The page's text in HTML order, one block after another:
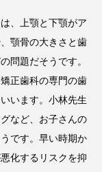
、上顎と下顎がア
顎骨の大きさと歯
問題だそうです。
正歯科の専門の歯
います。小林先生
など、お子さんの
です。早い時期か
化するリスクを抑